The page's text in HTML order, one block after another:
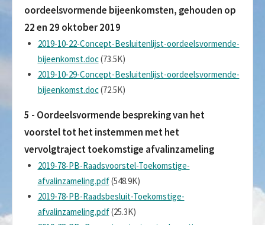
oordeelsvormende bijeenkomsten, gehouden op
22 en 29 oktober 2019
2019-10-22-Concept-Besluitenlijst-oordeelsvormende-
bijeenkomst.doc(73.5K)
2019-10-29-Concept-Besluitenlijst-oordeelsvormende-
bijeenkomst.doc(72.5K)
5 - Oordeelsvormende bespreking van het
voorstel tot het instemmen met het
vervolgtraject toekomstige afvalinzameling
2019-78-PB-Raadsvoorstel-Toekomstige-
afvalinzameling.pdf(548.9K)
2019-78-PB-Raadsbesluit-Toekomstige-
afvalinzameling.pdf(25.3K)